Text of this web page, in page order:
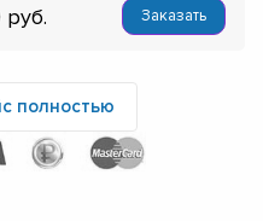
Заказать
полностью